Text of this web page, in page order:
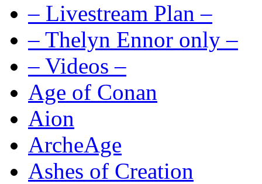
– Livestream Plan –
– Thelyn Ennor only –
– Videos –
Age of Conan
Aion
ArcheAge
Ashes of Creation